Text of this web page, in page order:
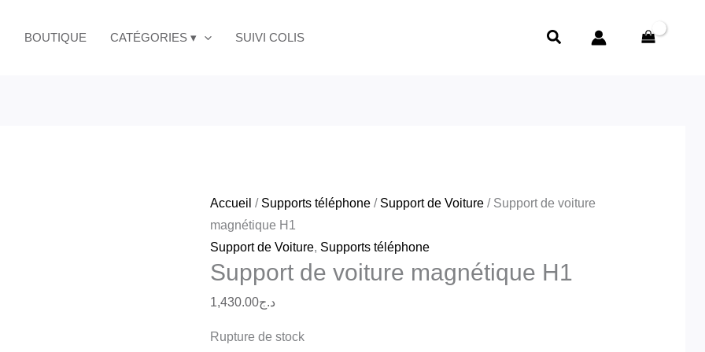
BOUTIQUE CATÉGORIES ▾ SUIVI COLIS Rechercher
Accueil / Supports téléphone / Support de Voiture / Support de voiture
magnétique H1
Support de Voiture, Supports téléphone
Support de voiture magnétique H1
د.ج1,430.00
Rupture de stock